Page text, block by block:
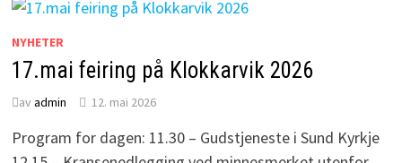
NYHETER
17.mai feiring på Klokkarvik 2026
av admin 12. mai 2026
Program for dagen: 11.30 – Gudstjeneste i Sund Kyrkje